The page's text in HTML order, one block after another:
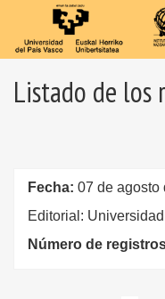
Listado de los
Fecha: 07 de agosto
Editorial:
Número de